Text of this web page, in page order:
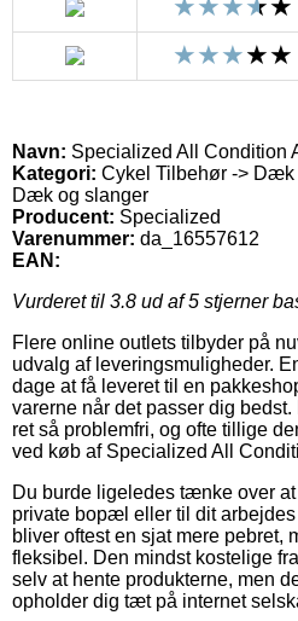
Navn: Specialized All Condition
Kategori: Cykel Tilbehør -> Dæk
Dæk og slanger
Producent: Specialized
Varenummer: da_16557612
EAN:
Vurderet til 3.8 ud af 5 stjerner
Flere online outlets tilbyder på
udvalg af leveringsmuligheder.
dage at få leveret til en
varerne når det passer dig
ret så problemfri, og ofte tillige
ved køb af Specialized All
Du burde ligeledes tænke over
private bopæl eller til dit
bliver oftest en sjat mere pebret,
fleksibel. Den mindst kostelige
selv at hente produkterne, men
opholder dig tæt på internet